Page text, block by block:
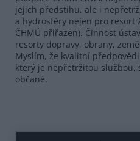
jejich předstihu, ale i
a hydrosféry nejen pro resort
ČHMÚ přiřazen). Činnost
resorty dopravy, obrany,
Myslím, že kvalitní
který je nepřetržitou službou,
občané.